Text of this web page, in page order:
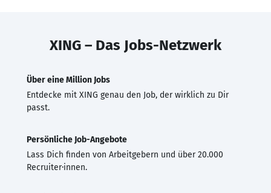
XING – Das Jobs-Netzwerk
Über eine Million Jobs
Entdecke mit XING genau den Job, der wirklich zu Dir
passt.
Persönliche Job-Angebote
Lass Dich finden von Arbeitgebern und über 20.000
Recruiter·innen.